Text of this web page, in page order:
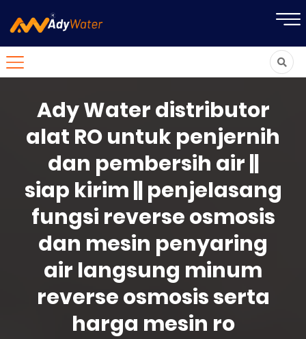
Ady Water distributor
alat RO untuk penjernih
dan pembersih air ||
siap kirim || penjelasang
fungsi reverse osmosis
dan mesin penyaring
air langsung minum
reverse osmosis serta
harga mesin ro